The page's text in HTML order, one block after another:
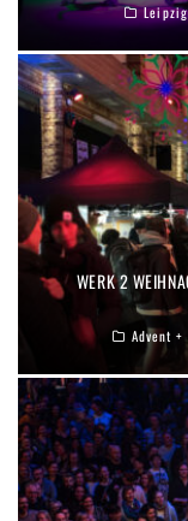
WERK 2
Advent